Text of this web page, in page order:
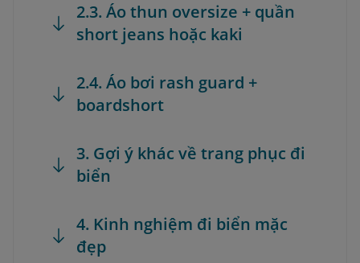
2.3. Áo thun oversize + quần
short jeans hoặc kaki
2.4. Áo bơi rash guard +
boardshort
3. Gợi ý khác về trang phục đi
biển
4. Kinh nghiệm đi biển mặc
đẹp